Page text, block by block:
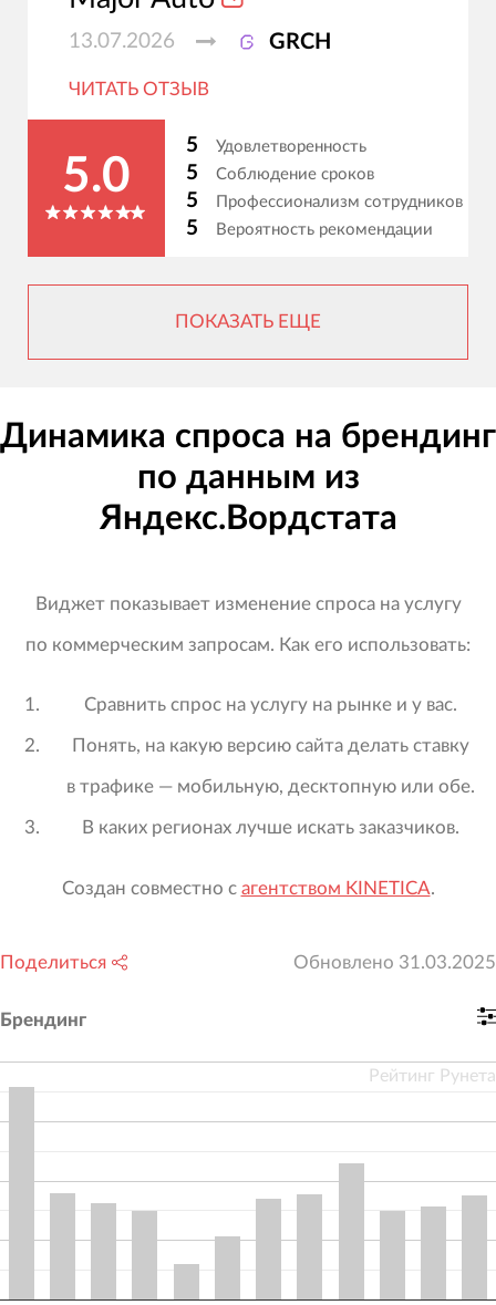
13.07.2026 GRCH
ЧИТАТЬ ОТЗЫВ
5.0
5 Удовлетворенность
5 Соблюдение сроков
5 Профессионализм сотрудников
5 Вероятность рекомендации
ПОКАЗАТЬ ЕЩЕ
Динамика спроса на брендинг
по данным из
Яндекс.Вордстата
Виджет показывает изменение спроса на услугу
по коммерческим запросам. Как его использовать:
Сравнить спрос на услугу на рынке и у вас.
Понять, на какую версию сайта делать ставку
в трафике — мобильную, десктопную или обе.
В каких регионах лучше искать заказчиков.
Создан совместно с агентством KINETICA.
Поделиться Обновлено 31.03.2025
Брендинг
Рейтинг Рунета